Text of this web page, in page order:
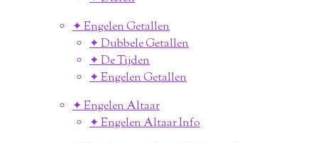
✦ Engelen Getallen
✦ Dubbele Getallen
✦ De Tijden
✦ Engelen Getallen
✦ Engelen Altaar
✦ Engelen Altaar Info